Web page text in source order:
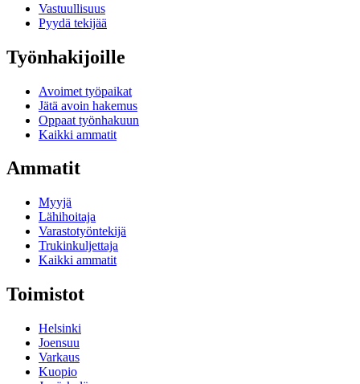
Vastuullisuus
Pyydä tekijää
Työnhakijoille
Avoimet työpaikat
Jätä avoin hakemus
Oppaat työnhakuun
Kaikki ammatit
Ammatit
Myyjä
Lähihoitaja
Varastotyöntekijä
Trukinkuljettaja
Kaikki ammatit
Toimistot
Helsinki
Joensuu
Varkaus
Kuopio